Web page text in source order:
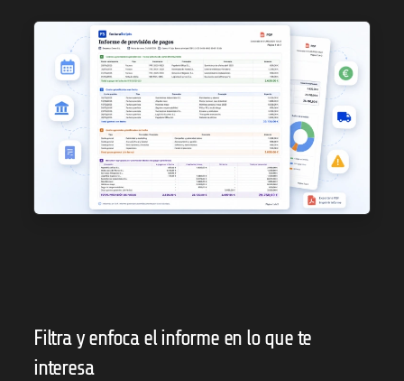
Filtra y enfoca el informe en lo que te
interesa